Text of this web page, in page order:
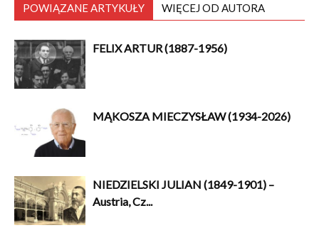
POWIĄZANE ARTYKUŁY WIĘCEJ OD AUTORA
FELIX ARTUR (1887-1956)
MĄKOSZA MIECZYSŁAW (1934-2026)
NIEDZIELSKI JULIAN (1849-1901) –
Austria, Cz...